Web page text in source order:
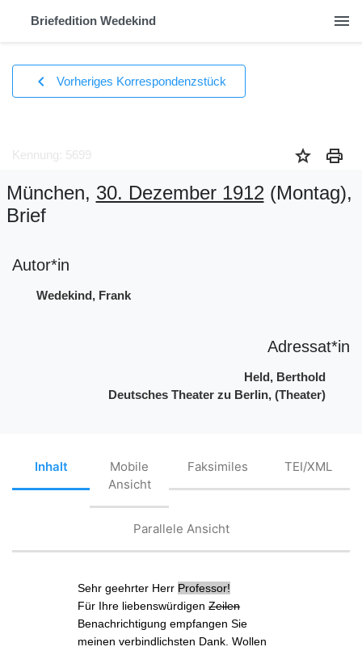
Briefedition Wedekind menu
chevron_left Vorheriges Korrespondenzstück
Kennung: 5699 star print
München, 30. Dezember 1912(Montag),
Brief
Autor*in
Wedekind, Frank
Adressat*in
Held, Berthold
Deutsches Theater zu Berlin, (Theater)
Inhalt
Mobile
Ansicht
Faksimiles TEI/XML
Parallele Ansicht
Sehr geehrter Herr Professor!
Für Ihre liebenswürdigenZeilen
Benachrichtigung empfangen Sie
meinen verbindlichsten Dank. Wollen